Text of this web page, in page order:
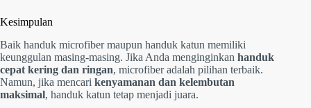
Kesimpulan
Baik handuk microfiber maupun handuk katun memiliki
keunggulan masing-masing. Jika Anda menginginkan handuk
cepat kering dan ringan, microfiber adalah pilihan terbaik.
Namun, jika mencari kenyamanan dan kelembutan
maksimal, handuk katun tetap menjadi juara.